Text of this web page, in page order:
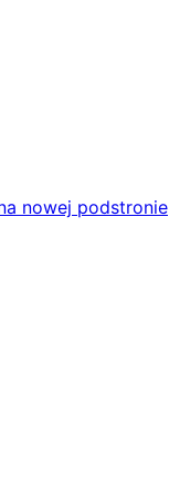
nowej podstronie